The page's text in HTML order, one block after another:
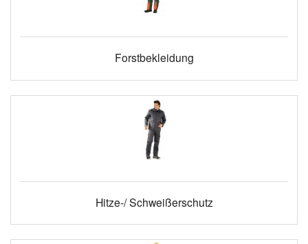
Forstbekleidung
Hitze-/ Schweißerschutz